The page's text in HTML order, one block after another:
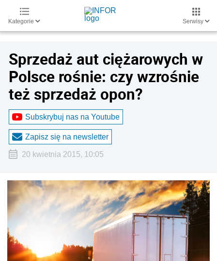
Kategorie Serwisy
Sprzedaż aut ciężarowych w
Polsce rośnie: czy wzrośnie
też sprzedaż opon?
Subskrybuj nas na Youtube
Zapisz się na newsletter
20 kwietnia 2015, 10:05